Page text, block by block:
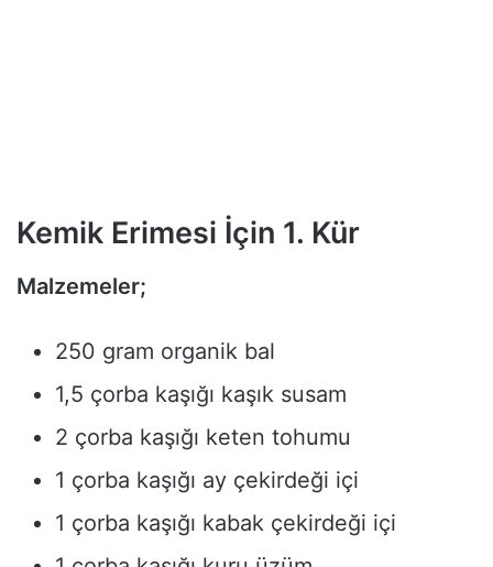
Kemik Erimesi İçin 1. Kür
Malzemeler;
250 gram organik bal
1,5 çorba kaşığı kaşık susam
2 çorba kaşığı keten tohumu
1 çorba kaşığı ay çekirdeği içi
1 çorba kaşığı kabak çekirdeği içi